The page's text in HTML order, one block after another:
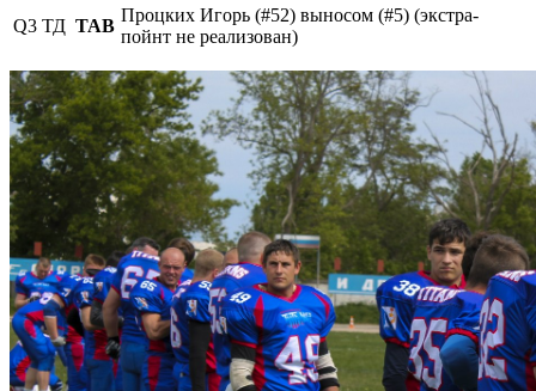
Q3 ТД ТАВ
Процких Игорь (#52) выносом (#5) (экстра-
пойнт не реализован)